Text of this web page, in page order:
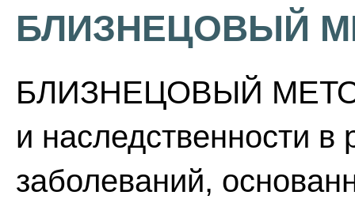
БЛИЗНЕЦОВЫЙ
БЛИЗНЕЦОВЫЙ МЕТОД
и наследственности в
заболеваний,